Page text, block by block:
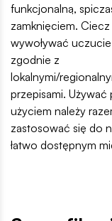
funkcjonalną,
zamknięciem.
wywoływać
zgodnie z
lokalnymi/
przepisami.
użyciem należy
zastosować się do
łatwo dostępnym